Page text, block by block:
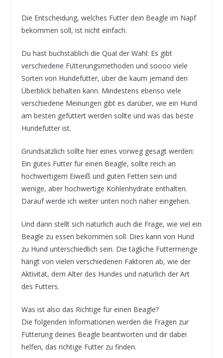
Die Entscheidung, welches Futter dein Beagle im Napf
bekommen soll, ist nicht einfach.
Du hast buchstäblich die Qual der Wahl: Es gibt
verschiedene Fütterungsmethoden und soooo viele
Sorten von Hundefutter, über die kaum jemand den
Überblick behalten kann. Mindestens ebenso viele
verschiedene Meinungen gibt es darüber, wie ein Hund
am besten gefüttert werden sollte und was das beste
Hundefutter ist.
Grundsätzlich sollte hier eines vorweg gesagt werden:
Ein gutes Futter für einen Beagle, sollte reich an
hochwertigem Eiweiß und guten Fetten sein und
wenige, aber hochwertige Kohlenhydrate enthalten.
Darauf werde ich weiter unten noch näher eingehen.
Und dann stellt sich natürlich auch die Frage, wie viel ein
Beagle zu essen bekommen soll. Dies kann von Hund
zu Hund unterschiedlich sein. Die tägliche Futtermenge
hängt von vielen verschiedenen Faktoren ab, wie der
Aktivität, dem Alter des Hundes und natürlich der Art
des Futters.
Was ist also das Richtige für einen Beagle?
Die folgenden Informationen werden die Fragen zur
Fütterung deines Beagle beantworten und dir dabei
helfen, das richtige Futter zu finden.